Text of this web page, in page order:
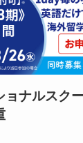
ョナルスク